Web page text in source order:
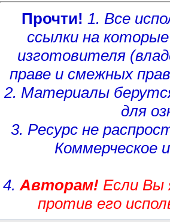
Прочти! 1. Все
ссылки на
изготовителя
праве и смежных
2. Материалы
для
3. Ресурс не
Коммерческое
4. Авторам!Если Вы
против его